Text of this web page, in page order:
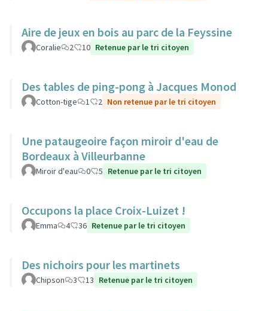
Aire de jeux en bois au parc de la Feyssine
Coralie 2 10 Retenue par le tri citoyen
Des tables de ping-pong à Jacques Monod
Cotton-tige 1 2 Non retenue par le tri citoyen
Une pataugeoire façon miroir d'eau de
Bordeaux à Villeurbanne
Miroir d'eau 0 5 Retenue par le tri citoyen
Occupons la place Croix-Luizet !
Emma 4 36 Retenue par le tri citoyen
Des nichoirs pour les martinets
Chipson 3 13 Retenue par le tri citoyen